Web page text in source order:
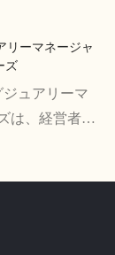
リーマネージャ
ズ
ュアリーマ
は、経営者や